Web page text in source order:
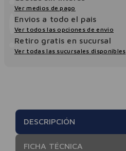
Ver medios de pago
Envios a todo el pais
Ver todos las opciones de envio
Retiro gratis en sucursal
Ver todas las sucursales disponibles
DESCRIPCIÓN
FICHA TÉCNICA